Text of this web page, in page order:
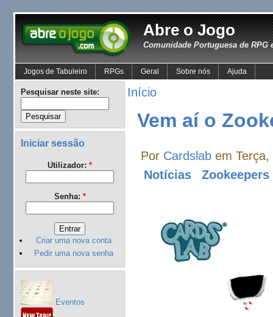
Abre o Jogo
Comunidade Portuguesa de RPG
Jogos de Tabuleiro RPGs Geral Sobre nós Ajuda
Pesquisar neste site:
Iniciar sessão
Utilizador: *
Senha: *
Criar uma nova conta
Pedir uma nova senha
Eventos
Início
Vem aí o
Por Cardslab em
Notícias
Zookeepers